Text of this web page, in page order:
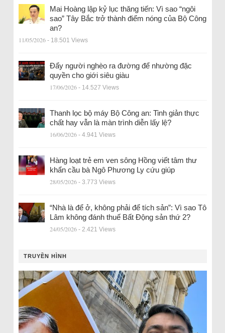
Mai Hoàng lập kỷ lục thăng tiến: Vì sao “ngôi
sao” Tây Bắc trở thành điểm nóng của Bộ Công
an?
11/05/2026 - 18.501 Views
Đẩy người nghèo ra đường để nhường đặc
quyền cho giới siêu giàu
17/06/2026 - 14.527 Views
Thanh lọc bộ máy Bộ Công an: Tinh giản thực
chất hay vẫn là màn trình diễn lấy lệ?
16/06/2026 - 4.941 Views
Hàng loạt trẻ em ven sông Hồng viết tâm thư
khẩn cầu bà Ngô Phương Ly cứu giúp
28/05/2026 - 3.773 Views
“Nhà là để ở, không phải để tích sản”: Vì sao Tô
Lâm không đánh thuế Bất Động sản thứ 2?
24/05/2026 - 2.421 Views
TRUYỀN HÌNH